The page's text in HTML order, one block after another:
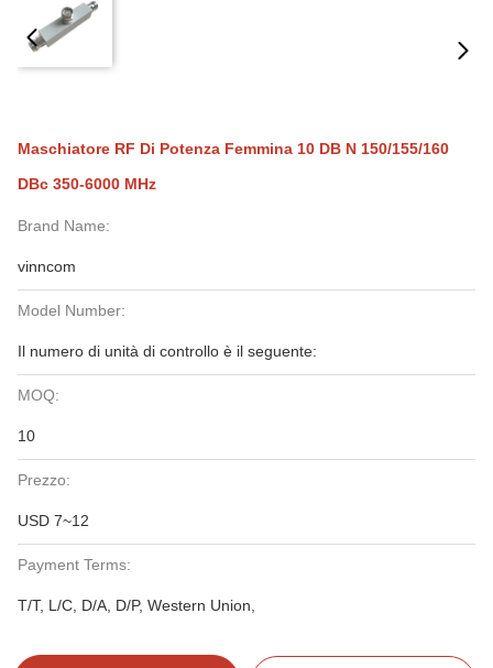
Maschiatore RF Di Potenza Femmina 10 DB N 150/155/160
DBc 350-6000 MHz
Brand Name:
vinncom
Model Number:
Il numero di unità di controllo è il seguente:
MOQ:
10
Prezzo:
USD 7~12
Payment Terms:
T/T, L/C, D/A, D/P, Western Union,